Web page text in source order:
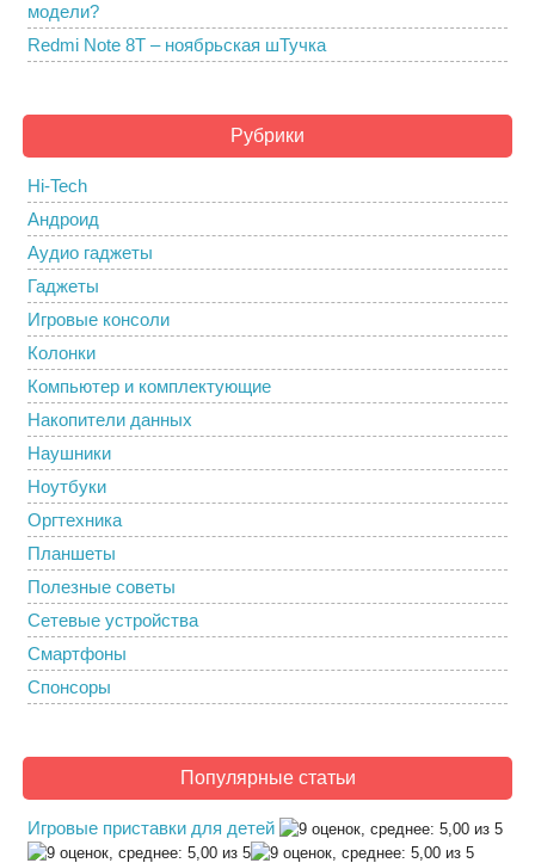
модели?
Redmi Note 8T – ноябрьская шТучка
Рубрики
Hi-Tech
Андроид
Аудио гаджеты
Гаджеты
Игровые консоли
Колонки
Компьютер и комплектующие
Накопители данных
Наушники
Ноутбуки
Оргтехника
Планшеты
Полезные советы
Сетевые устройства
Смартфоны
Спонсоры
Популярные статьи
Игровые приставки для детей